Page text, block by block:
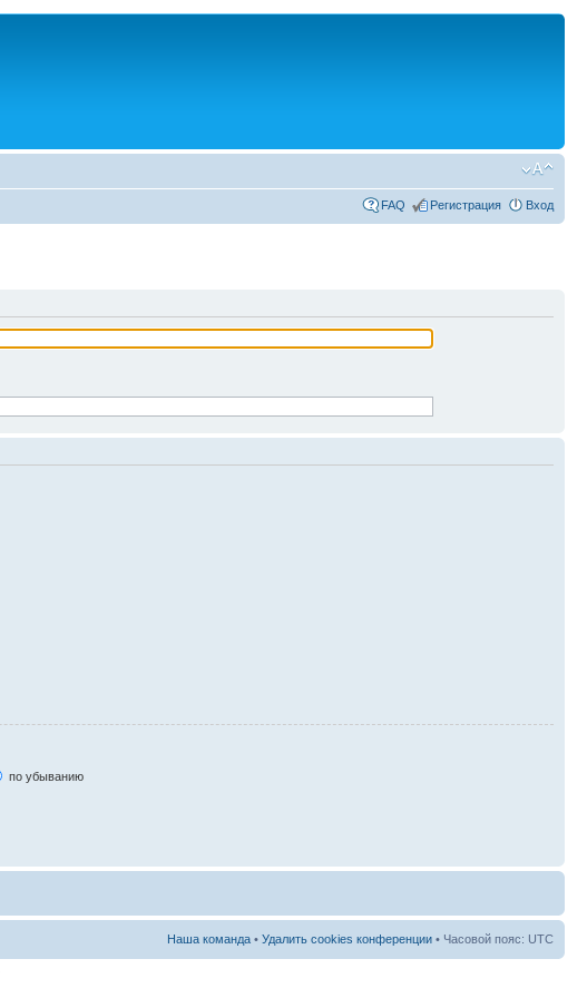
FAQ Регистрация Вход
по убыванию
Наша команда • Удалить cookies конференции • Часовой пояс: UTC